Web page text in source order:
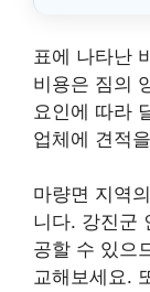
표에 나타난
비용은 짐의
요인에 따라
업체에 견적
마량면 지역
니다. 강진군
공할 수 있으
교해보세요.